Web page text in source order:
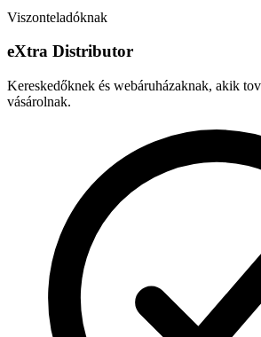
Viszonteladóknak
eXtra Distributor
Kereskedőknek és webáruházaknak, akik
vásárolnak.